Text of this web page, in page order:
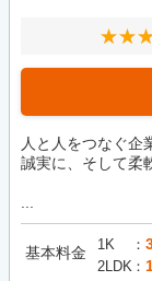
人と人をつなぐ企
誠実に、そして柔
基本料金 1K
2LDK